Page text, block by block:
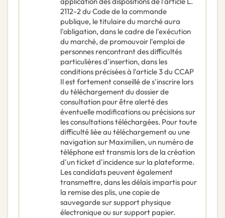
2112-2 du Code de la commande
publique, le titulaire du marché aura
l'obligation, dans le cadre de l'exécution
du marché, de promouvoir l'emploi de
personnes rencontrant des difficultés
particulières d'insertion, dans les
conditions précisées à l'article 3 du CCAP
Il est fortement conseillé de s'inscrire lors
du téléchargement du dossier de
consultation pour être alerté des
éventuelle modifications ou précisions sur
les consultations téléchargées. Pour toute
difficulté liée au téléchargement ou une
navigation sur Maximilien, un numéro de
téléphone est transmis lors de la création
d'un ticket d'incidence sur la plateforme.
Les candidats peuvent également
transmettre, dans les délais impartis pour
la remise des plis, une copie de
sauvegarde sur support physique
électronique ou sur support papier.